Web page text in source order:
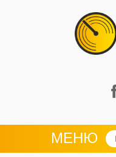
МЕНЮ